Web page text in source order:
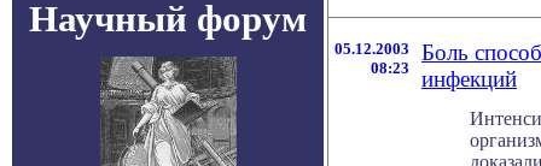
Научный форум
05.12.2003
08:23
Боль
инфекций